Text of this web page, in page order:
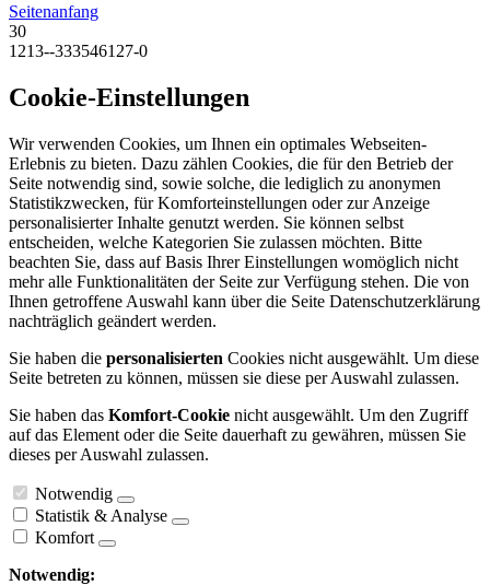
Seitenanfang
30
1213--333546127-0
Cookie-Einstellungen
Wir verwenden Cookies, um Ihnen ein optimales Webseiten-
Erlebnis zu bieten. Dazu zählen Cookies, die für den Betrieb der
Seite notwendig sind, sowie solche, die lediglich zu anonymen
Statistikzwecken, für Komforteinstellungen oder zur Anzeige
personalisierter Inhalte genutzt werden. Sie können selbst
entscheiden, welche Kategorien Sie zulassen möchten. Bitte
beachten Sie, dass auf Basis Ihrer Einstellungen womöglich nicht
mehr alle Funktionalitäten der Seite zur Verfügung stehen. Die von
Ihnen getroffene Auswahl kann über die Seite Datenschutzerklärung
nachträglich geändert werden.
Sie haben die personalisierten Cookies nicht ausgewählt. Um diese
Seite betreten zu können, müssen sie diese per Auswahl zulassen.
Sie haben das Komfort-Cookie nicht ausgewählt. Um den Zugriff
auf das Element oder die Seite dauerhaft zu gewähren, müssen Sie
dieses per Auswahl zulassen.
Notwendig
Statistik & Analyse
Komfort
Notwendig: